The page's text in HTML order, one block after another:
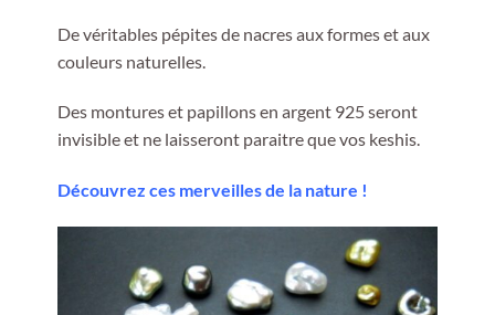
De véritables pépites de nacres aux formes et aux
couleurs naturelles.
Des montures et papillons en argent 925 seront
invisible et ne laisseront paraitre que vos keshis.
Découvrez ces merveilles de la nature !